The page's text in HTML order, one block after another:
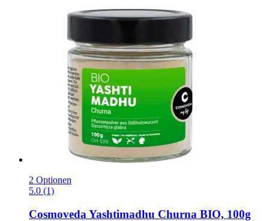
2 Optionen
5.0 (1)
Cosmoveda Yashtimadhu Churna BIO, 100g